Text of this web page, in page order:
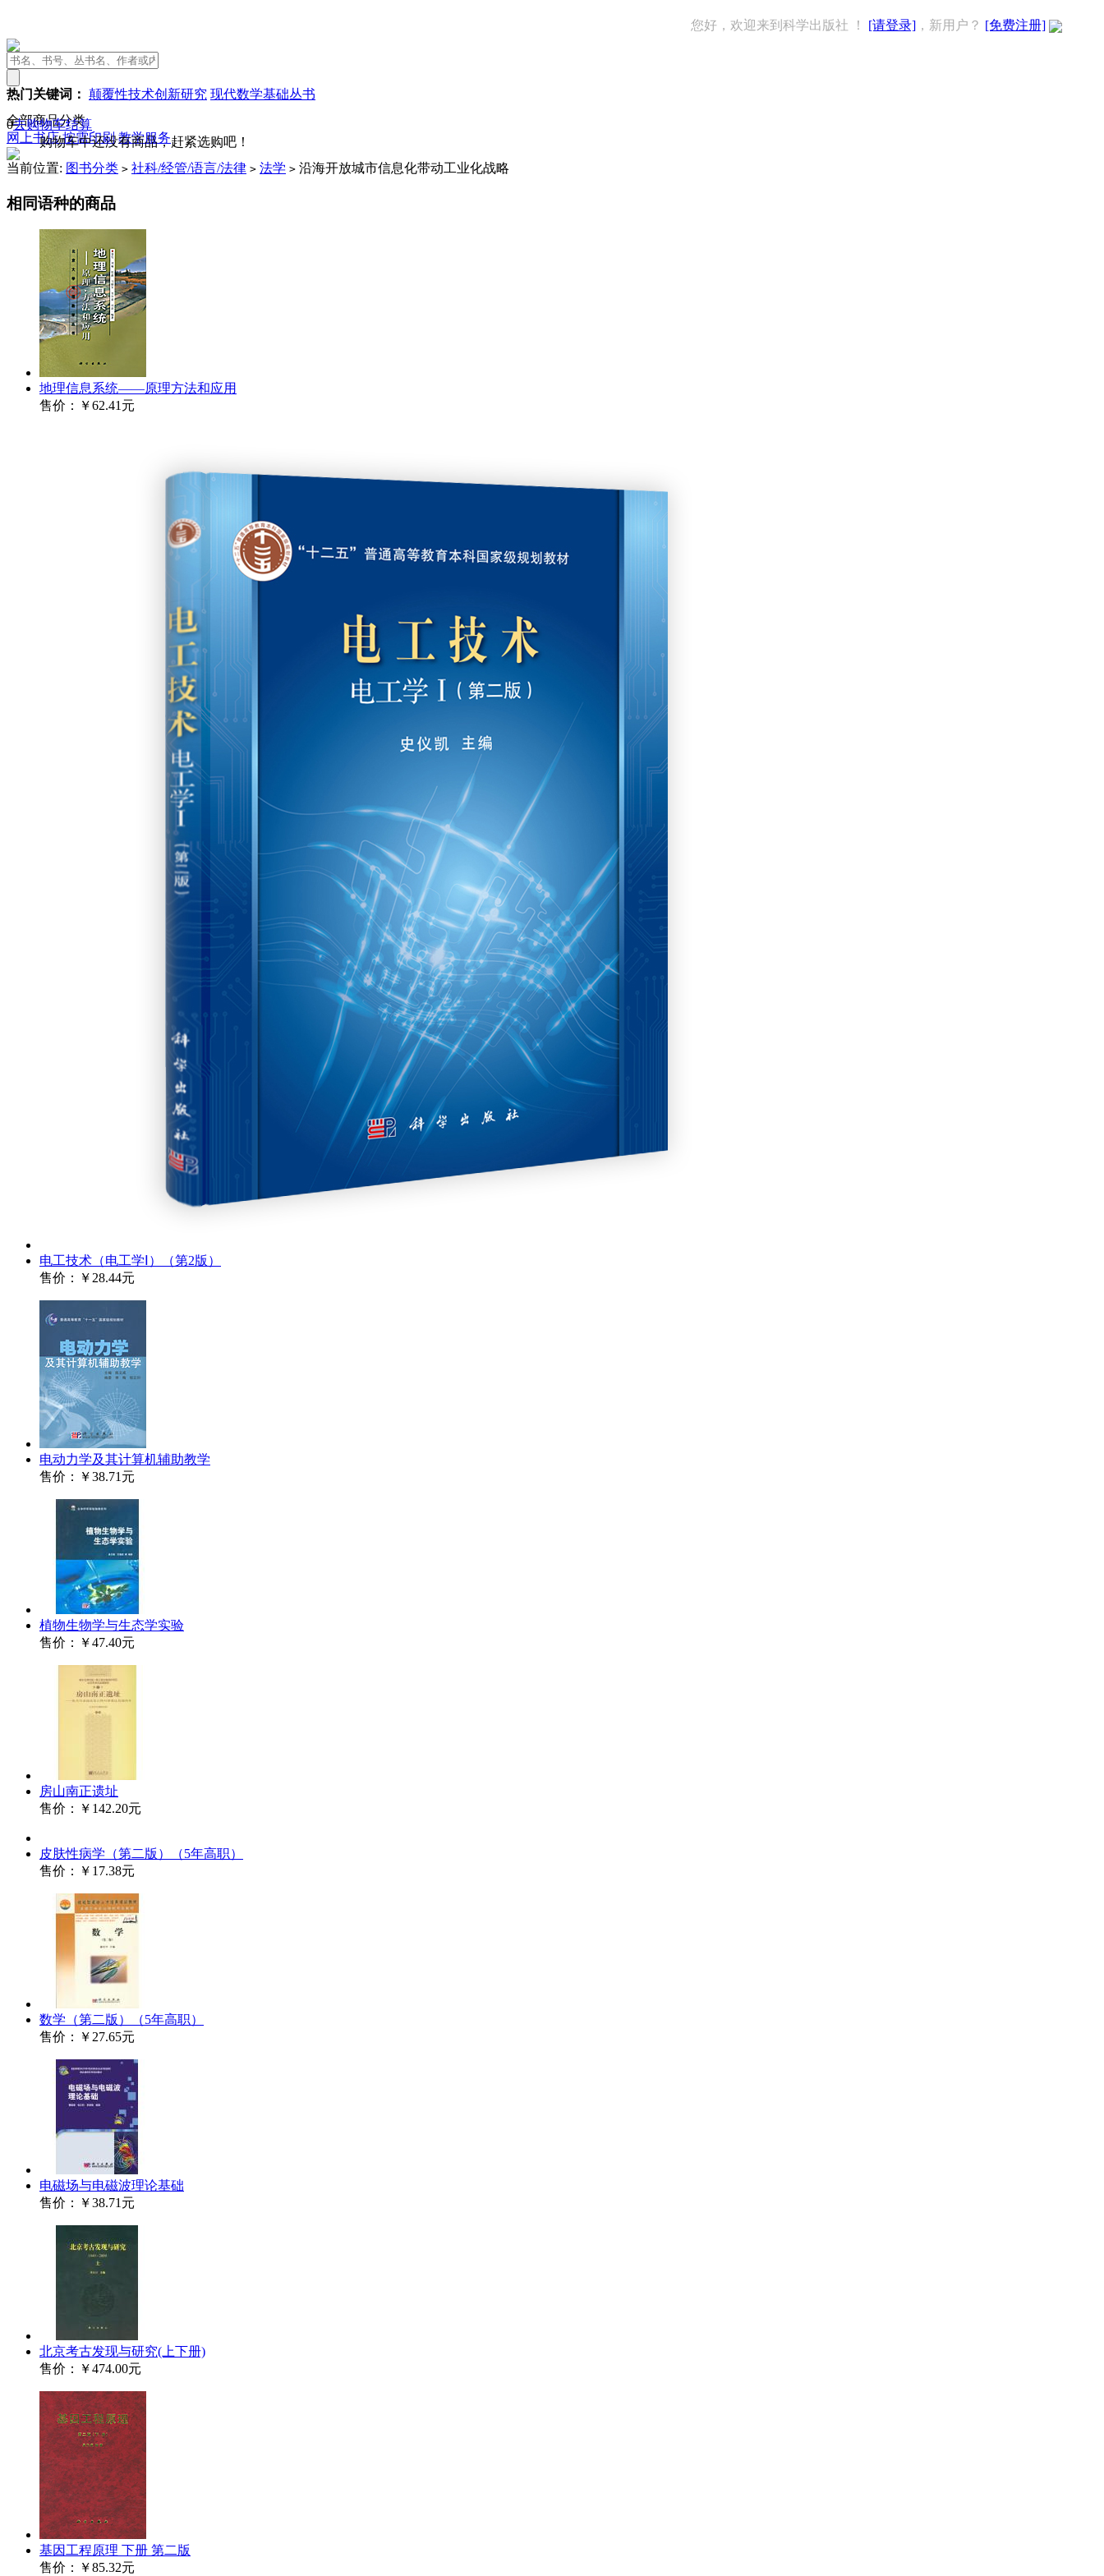
您好，欢迎来到科学出版社 ！ [请登录] ，新用户？ [免费注册]
热门关键词： 颠覆性技术创新研究 现代数学基础丛书
0去购物车结算
购物车中还没有商品，赶紧选购吧！
全部商品分类
网上书店按需印刷 教学服务
当前位置: 图书分类 > 社科/经管/语言/法律 > 法学 > 沿海开放城市信息化带动工业化战略
相同语种的商品
地理信息系统——原理方法和应用
售价：
￥62.41元
电工技术（电工学Ⅰ）（第2版）
售价：
￥28.44元
电动力学及其计算机辅助教学
售价：
￥38.71元
植物生物学与生态学实验
售价：
￥47.40元
房山南正遗址
售价：
￥142.20元
皮肤性病学（第二版）（5年高职）
售价：
￥17.38元
数学（第二版）（5年高职）
售价：
￥27.65元
电磁场与电磁波理论基础
售价：
￥38.71元
北京考古发现与研究(上下册)
售价：
￥474.00元
基因工程原理 下册 第二版
售价：
￥85.32元